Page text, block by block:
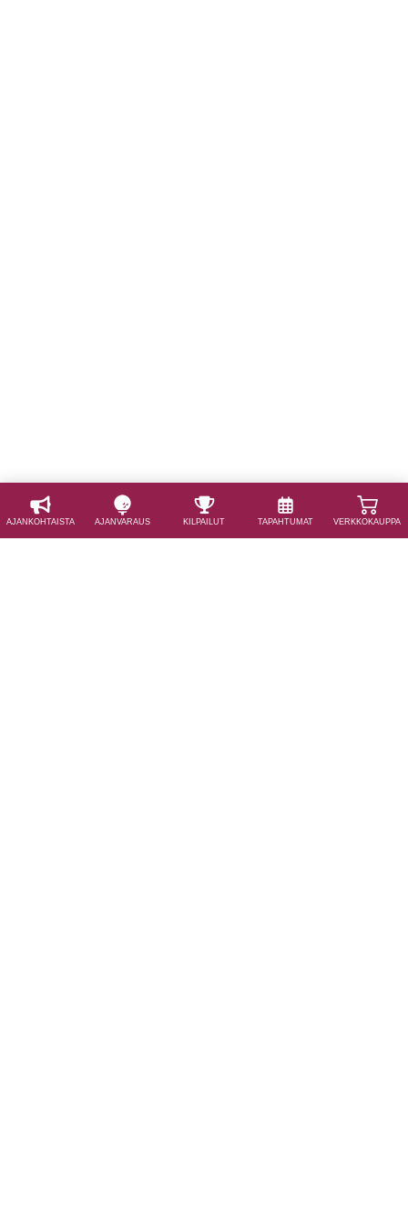
AJAN­KOHTAISTA AJAN­VARAUS KILPAILUT TAPAHTUMAT VERKKOKAUPPA